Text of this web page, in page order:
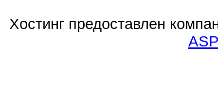
Хостинг предоставлен